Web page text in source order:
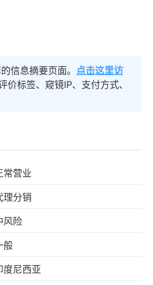
信息摘要页面。 点击这里访
评价标签、窥镜IP、支付方式、
常营业
理分销
风险
般
度尼西亚